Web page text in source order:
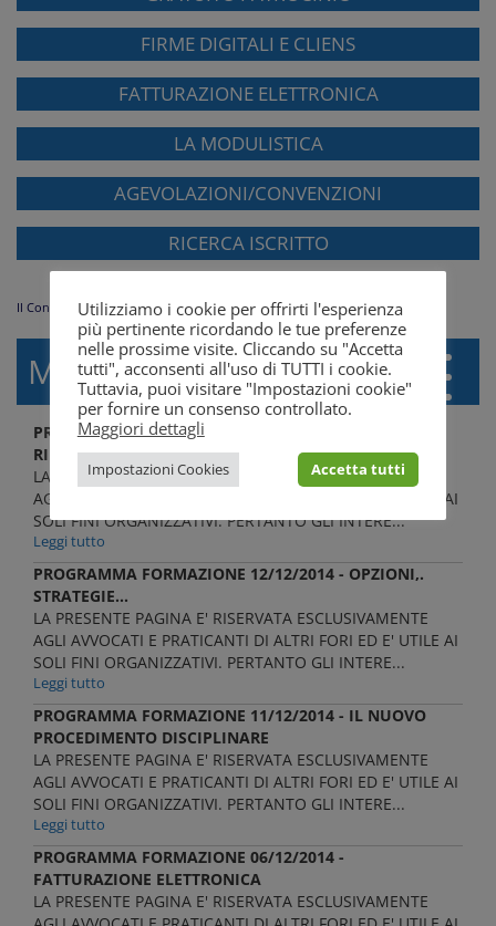
FIRME DIGITALI E CLIENS
FATTURAZIONE ELETTRONICA
LA MODULISTICA
AGEVOLAZIONI/CONVENZIONI
RICERCA ISCRITTO
Il Consiglio
MENÙ
PROGRAMMA FORMAZIONE 20/12/2014 - GIUSTIZIA
RIPARATIVA
LA PRESENTE PAGINA E' RISERVATA ESCLUSIVAMENTE
AGLI AVVOCATI E PRATICANTI DI ALTRI FORI ED E' UTILE AI
SOLI FINI ORGANIZZATIVI. PERTANTO GLI INTERE...
Leggi tutto
PROGRAMMA FORMAZIONE 12/12/2014 - OPZIONI,.
STRATEGIE...
LA PRESENTE PAGINA E' RISERVATA ESCLUSIVAMENTE
AGLI AVVOCATI E PRATICANTI DI ALTRI FORI ED E' UTILE AI
SOLI FINI ORGANIZZATIVI. PERTANTO GLI INTERE...
Leggi tutto
PROGRAMMA FORMAZIONE 11/12/2014 - IL NUOVO
PROCEDIMENTO DISCIPLINARE
LA PRESENTE PAGINA E' RISERVATA ESCLUSIVAMENTE
AGLI AVVOCATI E PRATICANTI DI ALTRI FORI ED E' UTILE AI
SOLI FINI ORGANIZZATIVI. PERTANTO GLI INTERE...
Leggi tutto
PROGRAMMA FORMAZIONE 06/12/2014 -
FATTURAZIONE ELETTRONICA
LA PRESENTE PAGINA E' RISERVATA ESCLUSIVAMENTE
Utilizziamo i cookie per offrirti l'esperienza
più pertinente ricordando le tue preferenze
nelle prossime visite. Cliccando su "Accetta
tutti", acconsenti all'uso di TUTTI i cookie.
Tuttavia, puoi visitare "Impostazioni cookie"
per fornire un consenso controllato.
Maggiori dettagli
Impostazioni Cookies Accetta tutti